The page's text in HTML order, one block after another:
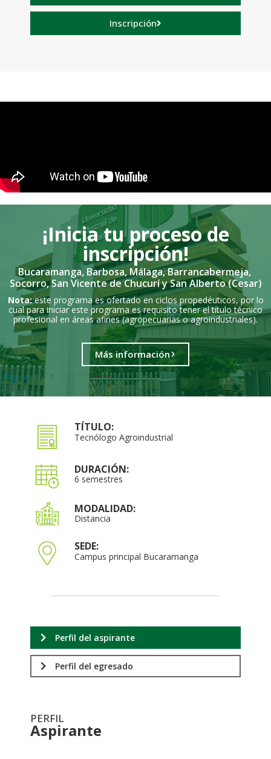
Inscripción
¡Inicia tu proceso de
inscripción!
Bucaramanga, Barbosa, Málaga, Barrancabermeja,
Socorro, San Vicente de Chucurí y San Alberto (Cesar)
Nota:este programa es ofertado en ciclos propedéuticos, por lo
cual para iniciar este programa es requisito tener el título técnico
profesional en áreas afines (agropecuarias o agroindustriales).
Más información
TÍTULO:
Tecnólogo Agroindustrial
DURACIÓN:
6 semestres
MODALIDAD:
Distancia
SEDE:
Campus principal Bucaramanga
Perfil del aspirante
Perfil del egresado
PERFIL
Aspirante